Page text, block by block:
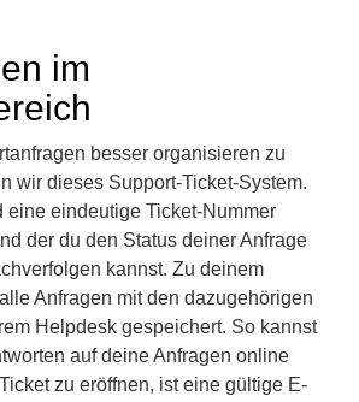
im
besser organisieren zu
wir dieses Support-Ticket-System.
eine eindeutige Ticket-Nummer
der du den Status deiner Anfrage
kannst. Zu deinem
Anfragen mit den dazugehörigen
Helpdesk gespeichert. So kannst
auf deine Anfragen online
zu eröffnen, ist eine gültige E-